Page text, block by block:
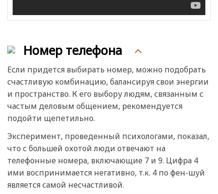
Номер телефона
Если придется выбирать номер, можно подобрать
счастливую комбинацию, балансируя свои энергии
и пространство. К его выбору людям, связанным с
частым деловым общением, рекомендуется
подойти щепетильно.
Эксперимент, проведенный психологами, показал,
что с большей охотой люди отвечают на
телефонные номера, включающие 7 и 9. Цифра 4
ими воспринимается негативно, т.к. 4 по фен-шуй
является самой несчастливой.